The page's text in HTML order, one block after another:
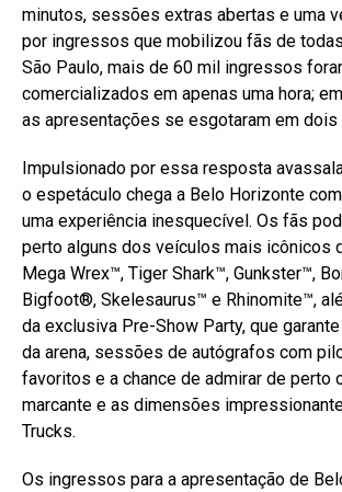
minutos, sessões extras abertas e uma
por ingressos que mobilizou fãs de
São Paulo, mais de 60 mil ingressos
comercializados em apenas uma hora;
as apresentações se esgotaram em dois
Impulsionado por essa resposta
o espetáculo chega a Belo Horizonte
uma experiência inesquecível. Os fãs
perto alguns dos veículos mais icônicos
Mega Wrex™, Tiger Shark™, Gunkster™,
Bigfoot®, Skelesaurus™ e Rhinomite™,
da exclusiva Pre-Show Party, que
da arena, sessões de autógrafos com
favoritos e a chance de admirar de perto
marcante e as dimensões
Trucks.
Os ingressos para a apresentação de